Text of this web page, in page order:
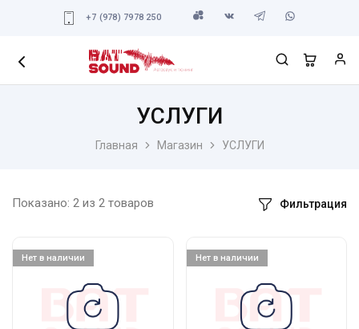
+7 (978) 7978 250
Главная Магазин УСЛУГИ
УСЛУГИ
Показано: 2 из 2 товаров Фильтрация
Нет в наличии Нет в наличии